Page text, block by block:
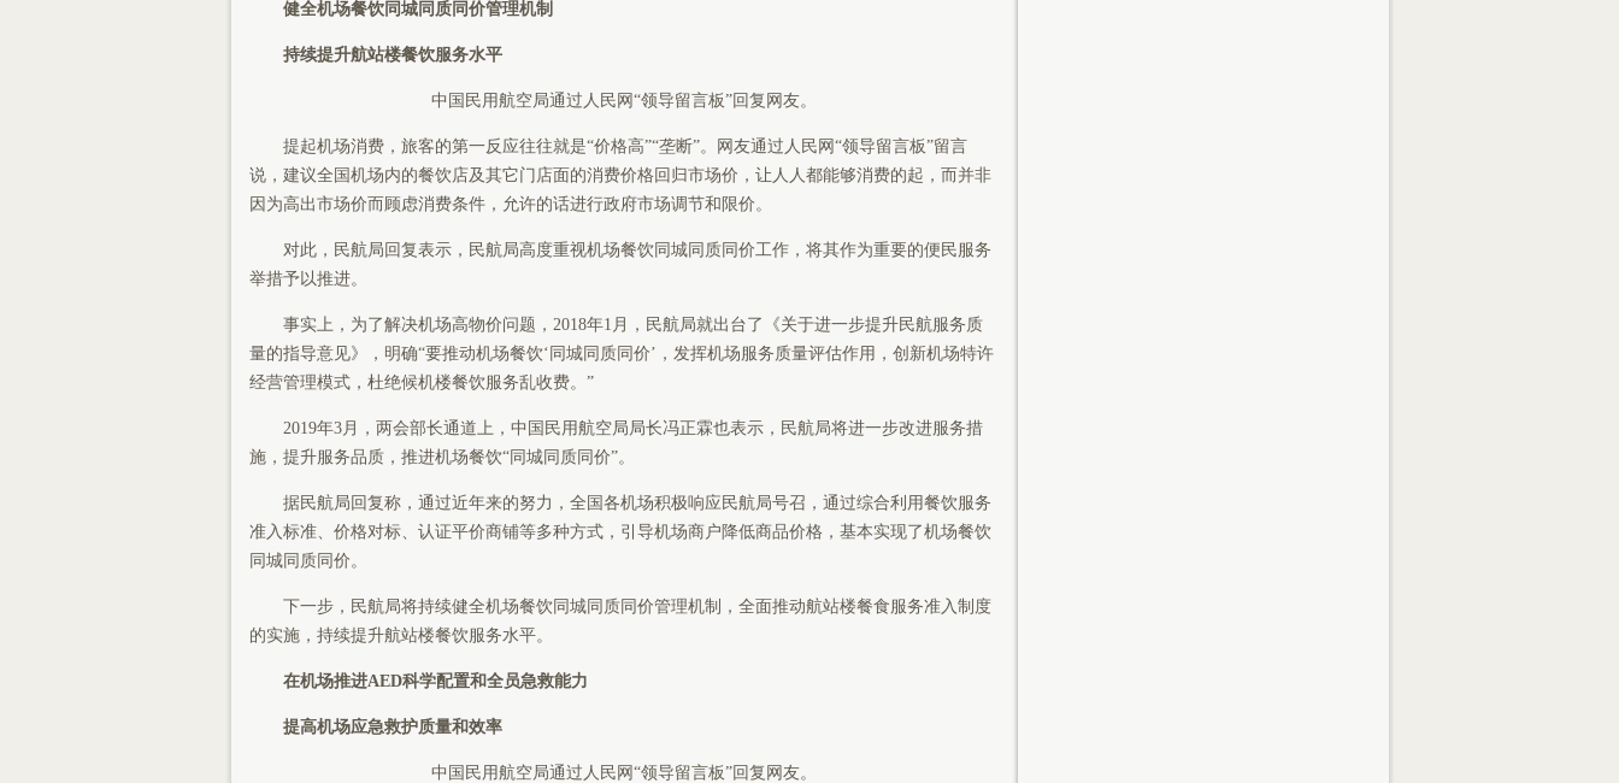
健全机场餐饮同城同质同价管理机制
持续提升航站楼餐饮服务水平
中国民用航空局通过人民网“领导留言板”回复网友。
提起机场消费，旅客的第一反应往往就是“价格高”“垄断”。网友通过人民网“领导留言板”留言
说，建议全国机场内的餐饮店及其它门店面的消费价格回归市场价，让人人都能够消费的起，而并非
因为高出市场价而顾虑消费条件，允许的话进行政府市场调节和限价。
对此，民航局回复表示，民航局高度重视机场餐饮同城同质同价工作，将其作为重要的便民服务
举措予以推进。
事实上，为了解决机场高物价问题，2018年1月，民航局就出台了《关于进一步提升民航服务质
量的指导意见》，明确“要推动机场餐饮‘同城同质同价’，发挥机场服务质量评估作用，创新机场特许
经营管理模式，杜绝候机楼餐饮服务乱收费。”
2019年3月，两会部长通道上，中国民用航空局局长冯正霖也表示，民航局将进一步改进服务措
施，提升服务品质，推进机场餐饮“同城同质同价”。
据民航局回复称，通过近年来的努力，全国各机场积极响应民航局号召，通过综合利用餐饮服务
准入标准、价格对标、认证平价商铺等多种方式，引导机场商户降低商品价格，基本实现了机场餐饮
同城同质同价。
下一步，民航局将持续健全机场餐饮同城同质同价管理机制，全面推动航站楼餐食服务准入制度
的实施，持续提升航站楼餐饮服务水平。
在机场推进AED科学配置和全员急救能力
提高机场应急救护质量和效率
中国民用航空局通过人民网“领导留言板”回复网友。